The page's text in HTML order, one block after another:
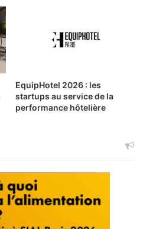
EquipHotel 2026 : les
startups au service de la
performance hôtelière